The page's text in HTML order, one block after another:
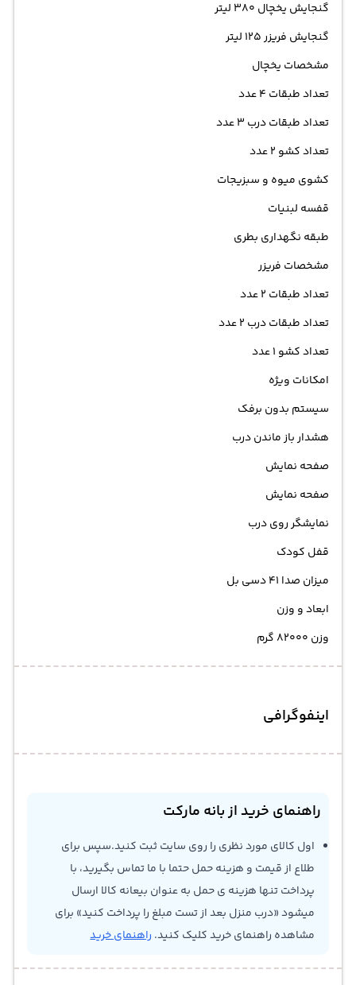
گنجایش یخچال 380 لیتر
گنجایش فریزر 125 لیتر
مشخصات یخچال
تعداد طبقات 4 عدد
تعداد طبقات درب 3 عدد
تعداد کشو 2 عدد
کشوی میوه و سبزیجات
قفسه لبنیات
طبقه نگهداری بطری
مشخصات فریزر
تعداد طبقات 2 عدد
تعداد طبقات درب 2 عدد
تعداد کشو 1 عدد
امکانات ویژه
سیستم بدون برفک
هشدار باز ماندن درب
صفحه نمایش
صفحه نمایش
نمایشگر روی درب
قفل کودک
میزان صدا 41 دسی بل
ابعاد و وزن
وزن 82000 گرم
اینفوگرافی
راهنمای خرید از بانه مارکت
اول کالای مورد نظری را روی سایت ثبت کنید.سپس برای
طلاع از قیمت و هزینه حمل حتما با ما تماس بگیرید، با
پرداخت تنها هزینه ی حمل به عنوان بیعانه کالا ارسال
میشود «درب منزل بعد از تست مبلغ را پرداخت کنید» برای
مشاهده راهنمای خرید کلیک کنید. راهنمای خرید